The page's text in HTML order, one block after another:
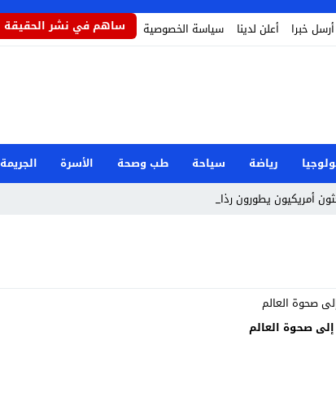
أرسل خبرا أعلن لدينا سياسة الخصوصية ساهم في نشر الحقيقة
رياضة سياحة طب وصحة الأسرة الجريمة
أمريكيون يطورون رذاذاً _
صحوة العالم